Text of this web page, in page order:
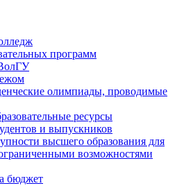
программ
олимпиады, проводимые
ресурсы
и выпускников
высшего образования для
возможностями
бюджет